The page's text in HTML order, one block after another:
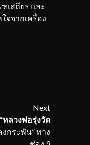
เสถียร และ
จจากเครื่อง
Next
หลวงพ่อรุ่งวัด
กระพัน” ทาง